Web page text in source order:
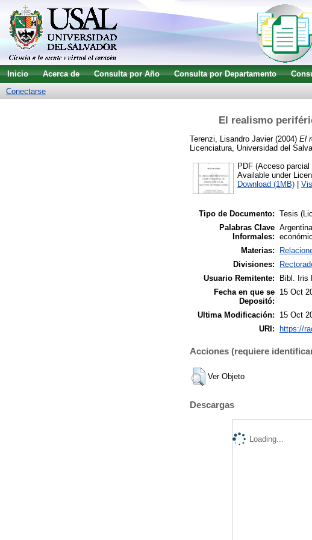
Inicio Acerca de Consulta por Año Consulta por Departamento
Conectarse
El realismo
Terenzi, Lisandro Javier(2004) El
Licenciatura, Universidad del
PDF (Acceso
Available under
Download (1MB)
Tipo de Documento: Tesis
Palabras Clave
Informales:
Materias:
Divisiones:
Usuario Remitente:
Bibl. Iris
Fecha en que se
Depositó:
15 Oct
Ultima Modificación:
15 Oct
URI:
https://
Acciones (requiere
Ver Objeto
Descargas
Loading...